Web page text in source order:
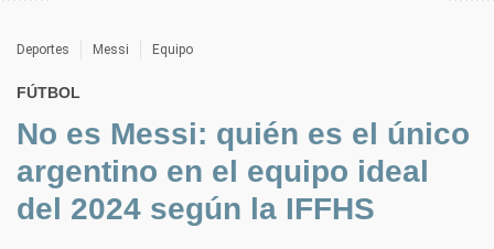
Deportes Messi Equipo
FÚTBOL
No es Messi: quién es el único
argentino en el equipo ideal
del 2024 según la IFFHS